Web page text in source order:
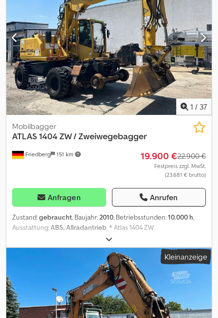
1 / 37
Friedberg 151 km
Mobilbagger
ATLAS1404 ZW / Zweiwegebagger
19.900 €22.900 €
Festpreis zzgl. MwSt.
(23.681 € brutto)
Anfragen Anrufen
Zustand:gebraucht, Baujahr:2010, Betriebsstunden:10.000 h,
Ausstattung:ABS, Allradantrieb, * Atlas 1404 ZW
Zweiwegebagger * Bj: 2010 Crsdpfx Abozf T N He Rof * Bst: 10.000
h * hydr. Pratzen * Rückfahrkamera * mehr Bilder und Videos per
Whatsapp * Angaben ohne Gewähr und ZwischenverkaufKleinanzeige